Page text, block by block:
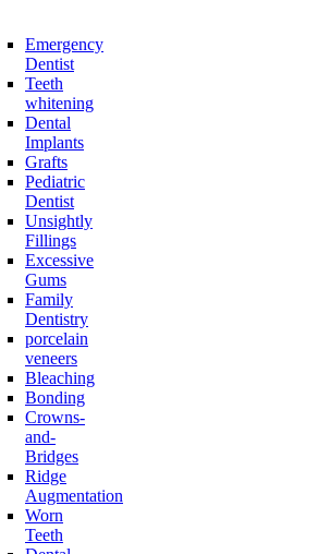
Emergency
Dentist
Teeth
whitening
Dental
Implants
Grafts
Pediatric
Dentist
Unsightly
Fillings
Excessive
Gums
Family
Dentistry
porcelain
veneers
Bleaching
Bonding
Crowns-
and-
Bridges
Ridge
Augmentation
Worn
Teeth